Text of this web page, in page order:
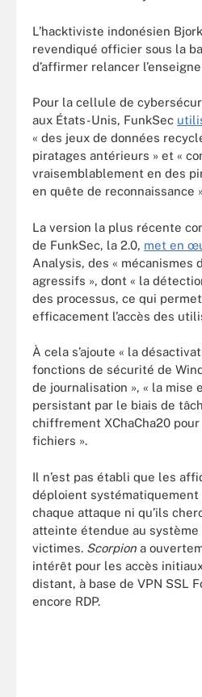
L’hacktiviste indonésien
revendiqué officier sous la
d’affirmer relancer
Pour la cellule de
aux États-Unis, FunkSec
« des jeux de données
piratages antérieurs » et «
vraisemblablement en des
en quête de reconnaissance
La version la plus récente
de FunkSec, la 2.0, met en
Analysis, des « mécanismes
agressifs », dont « la
des processus, ce qui
efficacement l’accès des
À cela s’ajoute « la
fonctions de sécurité de
de journalisation », « la mise
persistant par le biais de
chiffrement XChaCha20
fichiers ».
Il n’est pas établi que les
déploient systématiquement
chaque attaque ni qu’ils
atteinte étendue au système
victimes. Scorpion a
intérêt pour les accès
distant, à base de VPN SSL
encore RDP.